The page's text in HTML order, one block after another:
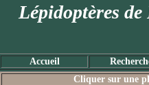
Lépidoptères
Accueil
Cliquer sur une